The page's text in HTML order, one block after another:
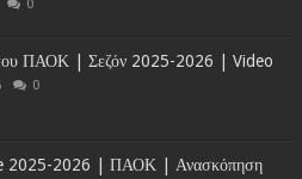
0
ΠΑΟΚ | Σεζόν 2025-2026 | Video
0
2025-2026 | ΠΑΟΚ | Ανασκόπηση